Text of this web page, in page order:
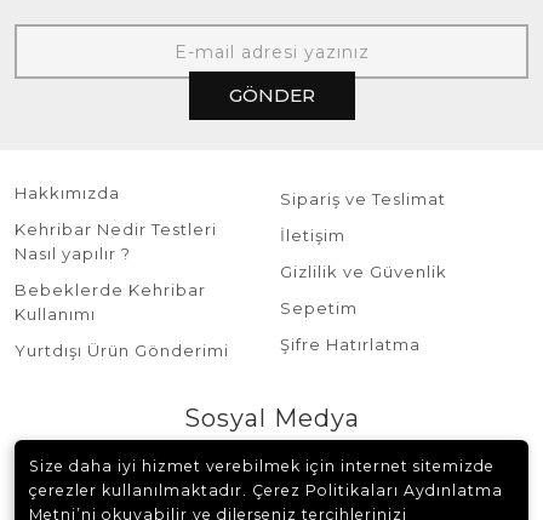
GÖNDER
Hakkımızda
Kehribar Nedir Testleri
Nasıl yapılır ?
Bebeklerde Kehribar
Kullanımı
Yurtdışı Ürün Gönderimi
Sipariş ve Teslimat
İletişim
Gizlilik ve Güvenlik
Sepetim
Şifre Hatırlatma
Sosyal Medya
Size daha iyi hizmet verebilmek için internet sitemizde
çerezler kullanılmaktadır. Çerez Politikaları Aydınlatma
Metni’ni okuyabilir ve dilerseniz tercihlerinizi